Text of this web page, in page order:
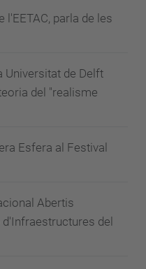
parla de les
Universitat de Delft
del "realisme
Esfera al Festival
Abertis
del